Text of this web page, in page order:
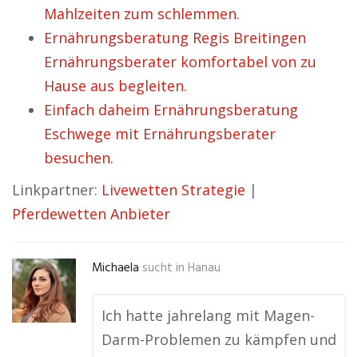
Mahlzeiten zum schlemmen.
Ernährungsberatung Regis Breitingen
Ernährungsberater komfortabel von zu
Hause aus begleiten.
Einfach daheim Ernährungsberatung
Eschwege mit Ernährungsberater
besuchen.
Linkpartner: Livewetten Strategie |
Pferdewetten Anbieter
Michaela sucht in Hanau
Ich hatte jahrelang mit Magen-
Darm-Problemen zu kämpfen und